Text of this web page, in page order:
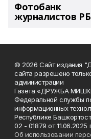
Фотобанк
журналистов РБ
© 2026 Сайт издания
сайта разрешено
администрации
Газета «ДРУЖБА
Федеральной службы
информационных
Республике
02 - 01879 от 11.06.2025
Об использовании